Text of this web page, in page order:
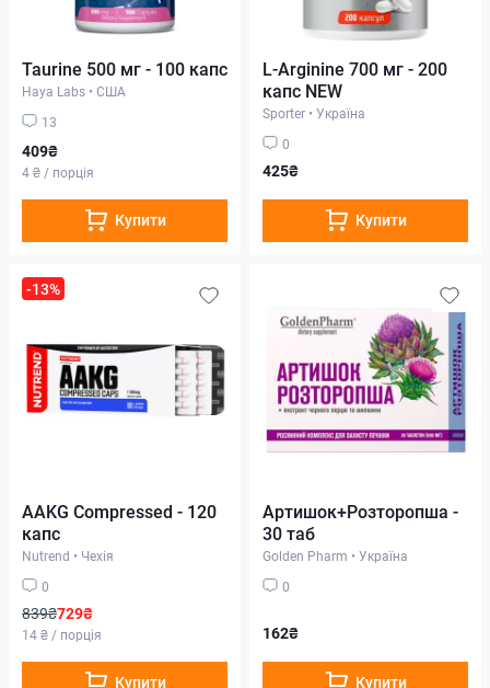
Taurine 500 мг - 100 капс
Haya Labs • США
13
409₴
4 ₴ / порція
Купити
L-Arginine 700 мг - 200
капс NEW
Sporter • Україна
0
425₴
Купити
-13%
AAKG Compressed - 120
капс
Nutrend • Чехія
0
839₴729₴
14 ₴ / порція
Купити
Артишок+Розторопша -
30 таб
Golden Pharm • Україна
0
162₴
Купити